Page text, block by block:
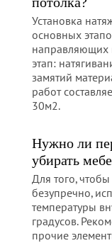
Установка
основных
направляющих
этап:
замятий
работ
30м2.
Нужно ли
убирать
Для того,
безупречно,
температуры
градусов.
прочие